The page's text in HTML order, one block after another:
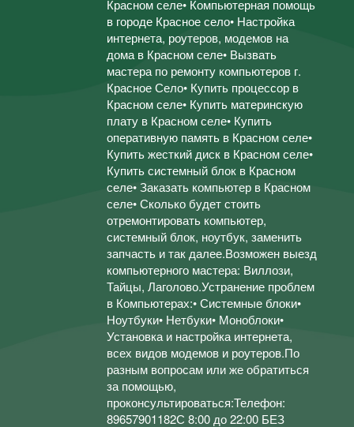
Красном селе• Компьютерная помощь
в городе Красное село• Настройка
интернета, роутеров, модемов на
дома в Красном селе• Вызвать
мастера по ремонту компьютеров г.
Красное Село• Купить процессор в
Красном селе• Купить материнскую
плату в Красном селе• Купить
оперативную память в Красном селе•
Купить жесткий диск в Красном селе•
Купить системный блок в Красном
селе• Заказать компьютер в Красном
селе• Сколько будет стоить
отремонтировать компьютер,
системный блок, ноутбук, заменить
запчасть и так далее.Возможен выезд
компьютерного мастера: Виллози,
Тайцы, Лаголово.Устранение проблем
в Компьютерах:• Системные блоки•
Ноутбуки• Нетбуки• Моноблоки•
Установка и настройка интернета,
всех видов модемов и роутеров.По
разным вопросам или же обратиться
за помощью,
проконсультироваться:Телефон:
89657901182С 8:00 до 22:00 БЕЗ